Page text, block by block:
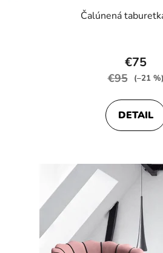
Čalúnená
5,0
z
€75
€95 (–21 %)
DETAIL